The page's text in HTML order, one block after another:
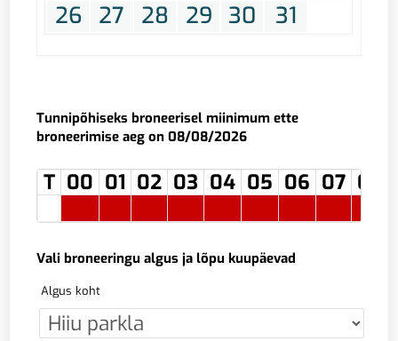
26
27 28 29 30 31
Tunnipõhiseks broneerisel miinimum ette
broneerimise aeg on 08/08/2026
T 00 01 02 03 04 05 06 07 08
Vali broneeringu algus ja lõpu kuupäevad
Algus koht